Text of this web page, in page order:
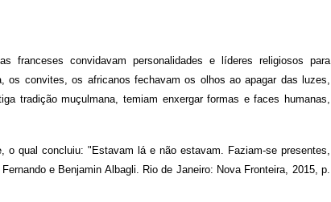
franceses convidavam personalidades e líderes religiosos para
os convites, os africanos fechavam os olhos ao apagar das luzes,
tradição muçulmana, temiam enxergar formas e faces humanas,
o qual concluiu: "Estavam lá e não estavam. Faziam-se presentes,
e Benjamin Albagli. Rio de Janeiro: Nova Fronteira, 2015, p.